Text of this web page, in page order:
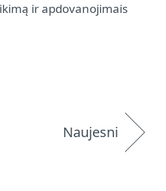
ir apdovanojimais
Naujesni